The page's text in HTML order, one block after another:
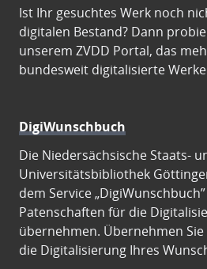
Ist Ihr gesuchtes Werk noch
digitalen Bestand? Dann
unserem ZVDD Portal, das
bundesweit digitalisierte
DigiWunschbuch
Die Niedersächsische Staats-
Universitätsbibliothek
dem Service
Patenschaften für die
übernehmen. Übernehmen
die Digitalisierung Ihres